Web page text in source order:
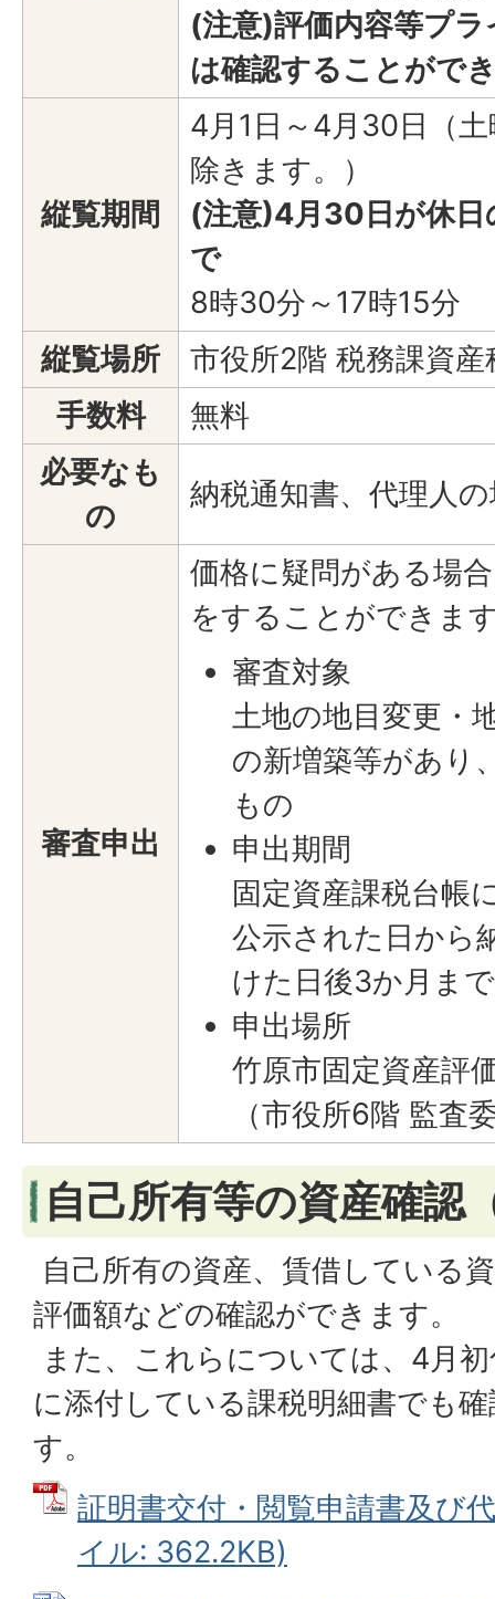
(注意)評価内容等プ
は確認することがで
縦覧期間
4月1日～4月30日（
除きます。）
(注意)4月30日が休日
で
8時30分～17時15分
縦覧場所
市役所2階 税務課資産
手数料
無料
必要なも
の
納税通知書、代理人
審査申出
価格に疑問がある場
をすることができま
審査対象
土地の地目変更・
の新増築等があり
もの
申出期間
固定資産課税台帳
公示された日から
けた日後3か月まで
申出場所
竹原市固定資産評
（市役所6階 監査
自己所有等の資産確認
自己所有の資産、賃借している
評価額などの確認ができます。
また、これらについては、4月
に添付している課税明細書でも
す。
証明書交付・閲覧申請書及び
イル: 362.2KB)